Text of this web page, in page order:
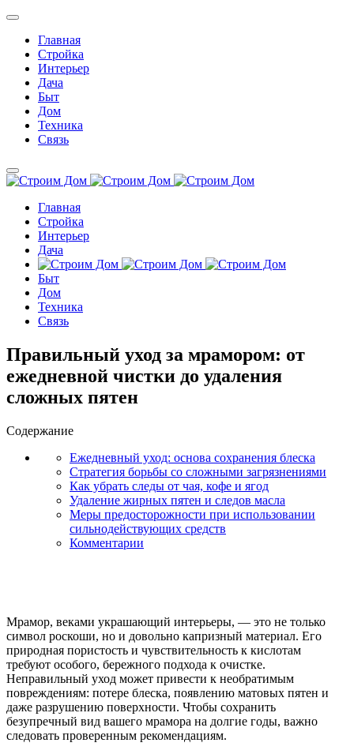
Главная
Стройка
Интерьер
Дача
Быт
Дом
Техника
Связь
Главная
Стройка
Интерьер
Дача
Быт
Дом
Техника
Связь
Правильный уход за мрамором: от
ежедневной чистки до удаления
сложных пятен
Содержание
Ежедневный уход: основа сохранения блеска
Стратегия борьбы со сложными загрязнениями
Как убрать следы от чая, кофе и ягод
Удаление жирных пятен и следов масла
Меры предосторожности при использовании
сильнодействующих средств
Комментарии
Мрамор, веками украшающий интерьеры, — это не только
символ роскоши, но и довольно капризный материал. Его
природная пористость и чувствительность к кислотам
требуют особого, бережного подхода к очистке.
Неправильный уход может привести к необратимым
повреждениям: потере блеска, появлению матовых пятен и
даже разрушению поверхности. Чтобы сохранить
безупречный вид вашего мрамора на долгие годы, важно
следовать проверенным рекомендациям.